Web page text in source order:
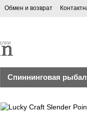
Обмен и возврат
Спиннинговая